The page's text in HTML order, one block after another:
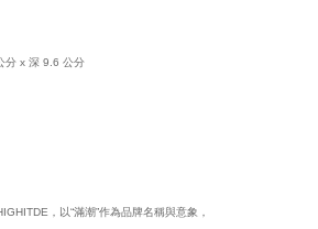
分 x 深 9.6 公分
，以“滿潮”作為品牌名稱與意象，